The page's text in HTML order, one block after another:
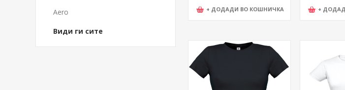
+ ДОДАДИ ВО КОШНИЧКА +
Aero
Види ги сите